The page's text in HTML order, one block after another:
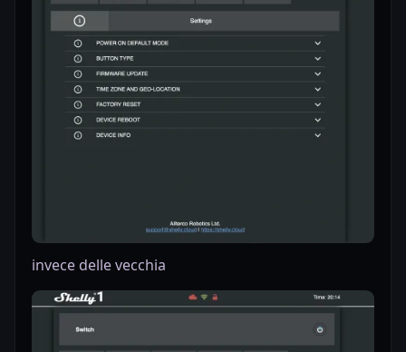
invece delle vecchia